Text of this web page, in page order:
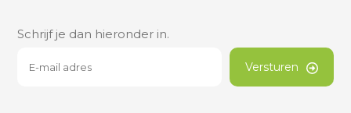
Schrijf je dan hieronder in.
Versturen